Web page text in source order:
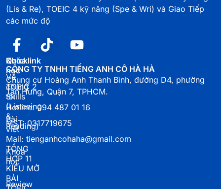
(Lis & Re), TOEIC 4 kỹ năng (Spe & Wri) và Giao Tiếp
các mức độ
Quicklink
Về
chúng
tôi
Bài
viết
Khoá
học
Review
Khóa
học
TOEIC 2
Skills
(Listening
&
Reading)
TỔNG
HỢP 11
KIỂU MỞ
BÀI
CÔNG TY TNHH TIẾNG ANH CÔ HÀ HÀ
Chung cư Hoàng Anh Thanh Bình, đường D4, phường
Tân Hưng, Quận 7, TPHCM.
Hotline: 094 487 01 16
MST: 0317719675
Mail: tienganhcohaha@gmail.com